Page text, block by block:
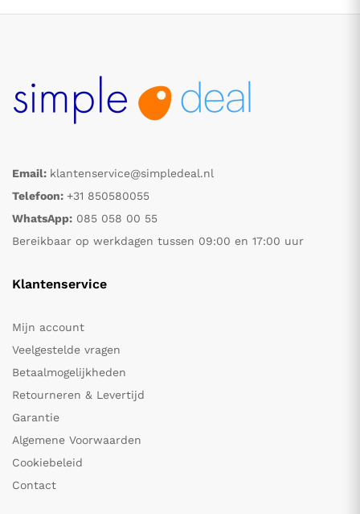
Email: klantenservice@simpledeal.nl
Telefoon: +31 850580055
WhatsApp: 085 058 00 55
Bereikbaar op werkdagen tussen 09:00 en 17:00 uur
Klantenservice
Mijn account
Veelgestelde vragen
Betaalmogelijkheden
Retourneren & Levertijd
Garantie
Algemene Voorwaarden
Cookiebeleid
Contact